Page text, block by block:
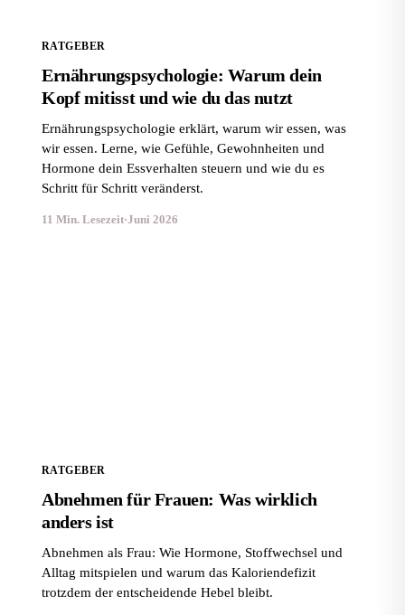
RATGEBER
Ernährungspsychologie: Warum dein
Kopf mitisst und wie du das nutzt
Ernährungspsychologie erklärt, warum wir essen, was
wir essen. Lerne, wie Gefühle, Gewohnheiten und
Hormone dein Essverhalten steuern und wie du es
Schritt für Schritt veränderst.
11 Min. Lesezeit·Juni 2026
RATGEBER
Abnehmen für Frauen: Was wirklich
anders ist
Abnehmen als Frau: Wie Hormone, Stoffwechsel und
Alltag mitspielen und warum das Kaloriendefizit
trotzdem der entscheidende Hebel bleibt.